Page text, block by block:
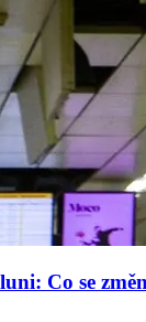
Co se